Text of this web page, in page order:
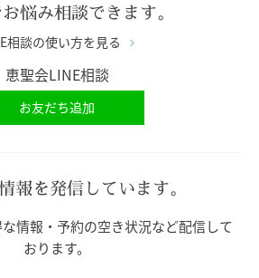
悩み相談できます。
相談の使い方を見る
恵聖会LINE相談
お友だち追加
報を発信しています。
情報・予約の空き状況など配信して
おります。